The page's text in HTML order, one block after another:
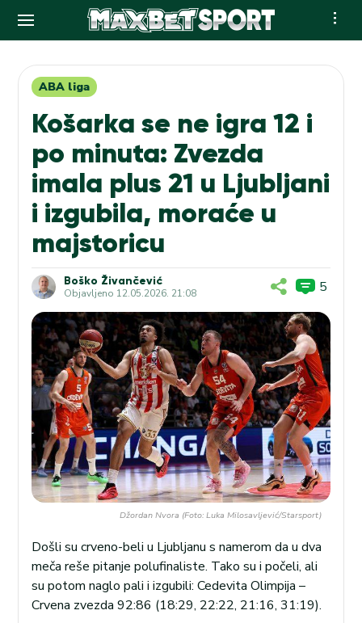
contentABA liga
Košarka se ne igra 12 i
po minuta: Zvezda
imala plus 21 u Ljubljani
i izgubila, moraće u
majstoricu
Boško Živančević
Objavljeno 12.05.2026. 21:08 5
Džordan Nvora (Foto: Luka Milosavljević/Starsport)
Došli su crveno-beli u Ljubljanu s namerom da u dva
meča reše pitanje polufinaliste. Tako su i počeli, ali
su potom naglo pali i izgubili: Cedevita Olimpija –
Crvena zvezda 92:86 (18:29, 22:22, 21:16, 31:19).